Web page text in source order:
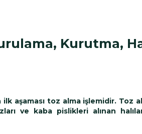
Kurutma,
aşaması toz alma işlemidir. Toz
ve kaba pislikleri alınan